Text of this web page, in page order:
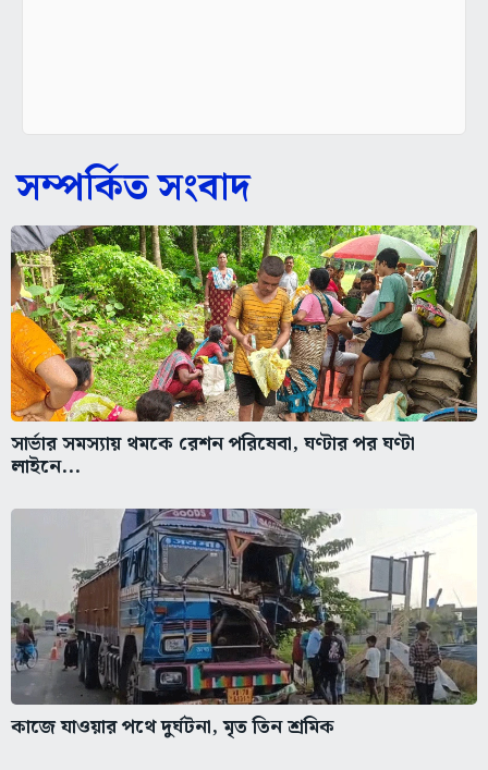
সম্পর্কিত সংবাদ
সার্ভার সমস্যায় থমকে রেশন পরিষেবা, ঘণ্টার পর ঘণ্টা
লাইনে...
কাজে যাওয়ার পথে দুর্ঘটনা, মৃত তিন শ্রমিক